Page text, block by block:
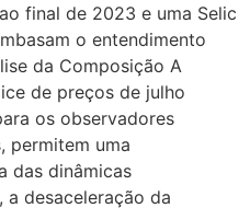
final de 2023 e uma Selic
o entendimento
da Composição A
de preços de julho
os observadores
permitem uma
das dinâmicas
a desaceleração da